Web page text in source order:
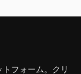
フォーム。クリ